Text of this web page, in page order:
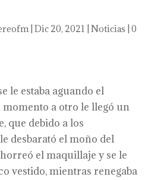
| Dic 20, 2021 Noticias 0
le estaba aguando el
momento a otro le llegó un
que debido a los
desbarató el moño del
el maquillaje y se le
vestido, mientras renegaba